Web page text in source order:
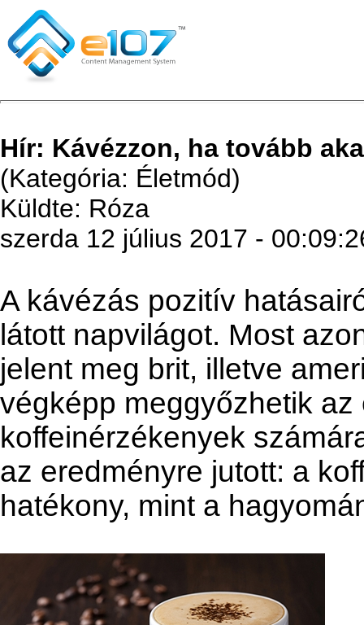
Hír: Kávézzon, ha tovább
(Kategória: Életmód)
Küldte: Róza
szerda 12 július 2017 -
A kávézás pozitív
látott napvilágot. Most
jelent meg brit, illetve
végképp meggyőzhetik
koffeinérzékenyek
az eredményre jutott: a
hatékony, mint a